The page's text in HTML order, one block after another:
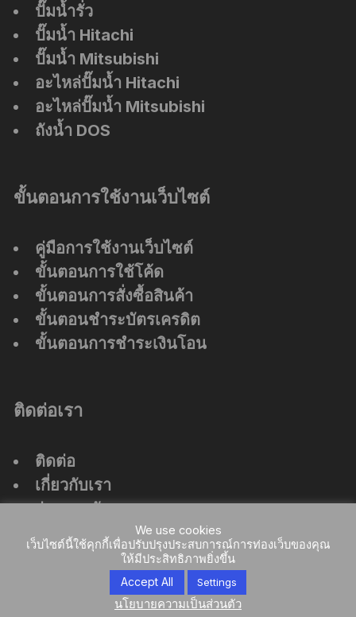
ปั๊มน้ำรั่ว
ปั๊มน้ำ Hitachi
ปั๊มน้ำ Mitsubishi
อะไหล่ปั๊มน้ำ Hitachi
อะไหล่ปั๊มน้ำ Mitsubishi
ถังน้ำ DOS
ขั้นตอนการใช้งานเว็บไซต์
คู่มือการใช้งานเว็บไซต์
ขั้นตอนการใช้โค้ด
ขั้นตอนการสั่งซื้อสินค้า
ขั้นตอนชำระบัตรเครดิต
ขั้นตอนการชำระเงินโอน
ติดต่อเรา
ติดต่อ
เกี่ยวกับเรา
ร่วมงานกับเรา
ที่ตั้งสำนักงานใหญ่
Orchid Store Theme byThemebeez
We use cookies
เว็บไซต์นี้ใช้คุกกี้เพื่อปรับปรุงประสบการณ์การท่องเว็บของคุณ
ให้มีประสิทธิภาพยิ่งขึ้น
Accept All Settings
นโยบายความเป็นส่วนตัว